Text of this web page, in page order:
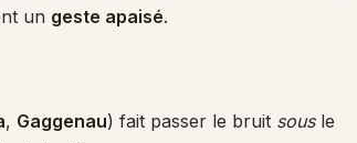
un geste apaisé.
, Gaggenau) fait passer le bruit sousle